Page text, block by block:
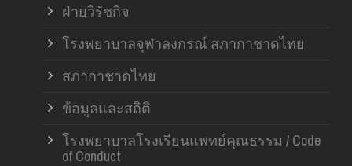
ฝ่ายวิรัชกิจ
โรงพยาบาลจุฬาลงกรณ์ สภากาชาดไทย
สภากาชาดไทย
ข้อมูลและสถิติ
โรงพยาบาลโรงเรียนแพทย์คุณธรรม / Code
of Conduct